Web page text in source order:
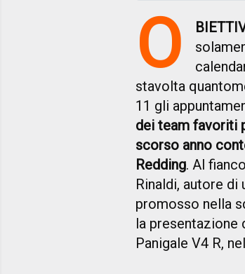
O
stavolta
11 gli
dei team favoriti
scorso anno
Redding. Al
Rinaldi, autore di
promosso nella
la presentazione
Panigale V4 R,